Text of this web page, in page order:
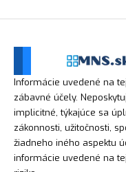
Informácie uvedené na
zábavné účely.
implicitné, týkajúce sa
zákonnosti, užitočnosti,
žiadneho iného aspektu
informácie uvedené na